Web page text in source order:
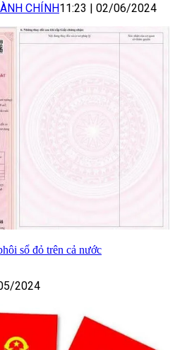
CHÍNH11:23 | 02/06/2024
sổ đỏ trên cả nước
2024